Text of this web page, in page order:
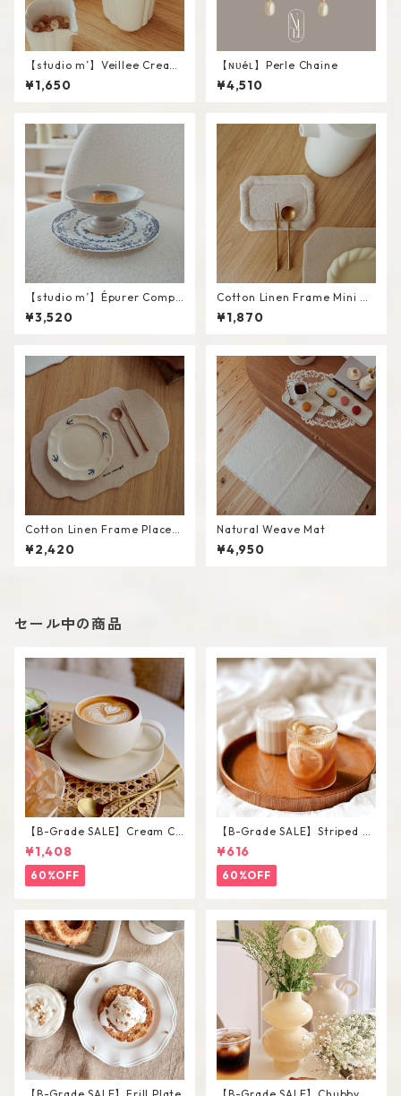
【studio m’】Veillee Cream
er #White / L
¥1,650
【ɴᴜéʟ】Perle Chaine
¥4,510
【studio m’】Épurer Compo
te #White / M
¥3,520
Cotton Linen Frame Mini M
at #Beige
¥1,870
Cotton Linen Frame Placem
at #Beige
¥2,420
Natural Weave Mat
¥4,950
セール中の商品
【B-Grade SALE】Cream Co
lor Round Shape Cup Saucer
Set
¥1,408
60%OFF
【B-Grade SALE】Striped Sh
ort Glass / M
¥616
60%OFF